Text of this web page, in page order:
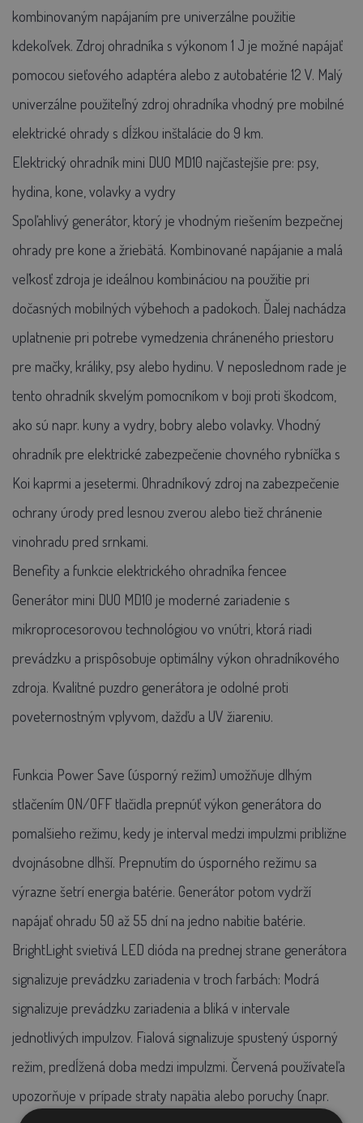
kombinovaným napájaním pre univerzálne použitie
kdekoľvek. Zdroj ohradníka s výkonom 1 J je možné napájať
pomocou sieťového adaptéra alebo z autobatérie 12 V. Malý
univerzálne použiteľný zdroj ohradníka vhodný pre mobilné
elektrické ohrady s dĺžkou inštalácie do 9 km.
Elektrický ohradník mini DUO MD10 najčastejšie pre: psy,
hydina, kone, volavky a vydry
Spoľahlivý generátor, ktorý je vhodným riešením bezpečnej
ohrady pre kone a žriebätá. Kombinované napájanie a malá
veľkosť zdroja je ideálnou kombináciou na použitie pri
dočasných mobilných výbehoch a padokoch. Ďalej nachádza
uplatnenie pri potrebe vymedzenia chráneného priestoru
pre mačky, králiky, psy alebo hydinu. V neposlednom rade je
tento ohradník skvelým pomocníkom v boji proti škodcom,
ako sú napr. kuny a vydry, bobry alebo volavky. Vhodný
ohradník pre elektrické zabezpečenie chovného rybníčka s
Koi kaprmi a jesetermi. Ohradníkový zdroj na zabezpečenie
ochrany úrody pred lesnou zverou alebo tiež chránenie
vinohradu pred srnkami.
Benefity a funkcie elektrického ohradníka fencee
Generátor mini DUO MD10 je moderné zariadenie s
mikroprocesorovou technológiou vo vnútri, ktorá riadi
prevádzku a prispôsobuje optimálny výkon ohradníkového
zdroja. Kvalitné puzdro generátora je odolné proti
poveternostným vplyvom, dažďu a UV žiareniu.
Funkcia Power Save (úsporný režim) umožňuje dlhým
stlačením ON/OFF tlačidla prepnúť výkon generátora do
pomalšieho režimu, kedy je interval medzi impulzmi približne
dvojnásobne dlhší. Prepnutím do úsporného režimu sa
výrazne šetrí energia batérie. Generátor potom vydrží
napájať ohradu 50 až 55 dní na jedno nabitie batérie.
BrightLight svietivá LED dióda na prednej strane generátora
signalizuje prevádzku zariadenia v troch farbách: Modrá
signalizuje prevádzku zariadenia a bliká v intervale
jednotlivých impulzov. Fialová signalizuje spustený úsporný
režim, predĺžená doba medzi impulzmi. Červená používateľa
upozorňuje v prípade straty napätia alebo poruchy (napr.